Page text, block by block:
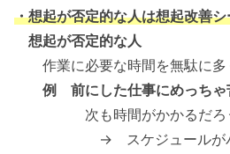
・想起が否定的な人は想起改善シ
想起が否定的な人
作業に必要な時間を無駄に多
例 前にした仕事にめっちゃ
次も時間がかかるだろ
→ スケジュールがパ